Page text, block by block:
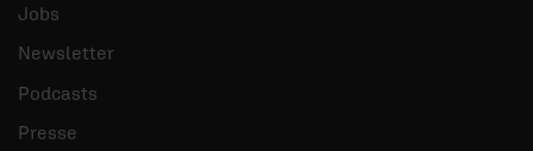
Jobs
Newsletter
Podcasts
Presse